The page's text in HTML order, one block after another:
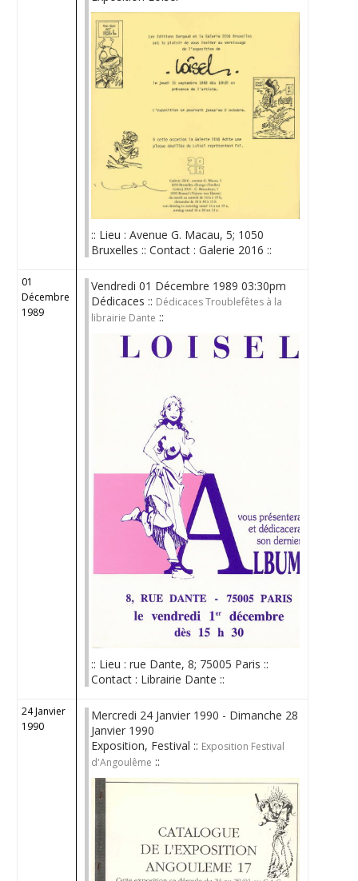
:: Lieu : Avenue G. Macau, 5; 1050
Bruxelles :: Contact : Galerie 2016 ::
01
Décembre
1989
Vendredi 01 Décembre 1989 03:30pm
Dédicaces :: Dédicaces Troublefêtes à la
librairie Dante ::
:: Lieu : rue Dante, 8; 75005 Paris ::
Contact : Librairie Dante ::
24 Janvier
1990
Mercredi 24 Janvier 1990 - Dimanche 28
Janvier 1990
Exposition, Festival :: Exposition Festival
d'Angoulême ::